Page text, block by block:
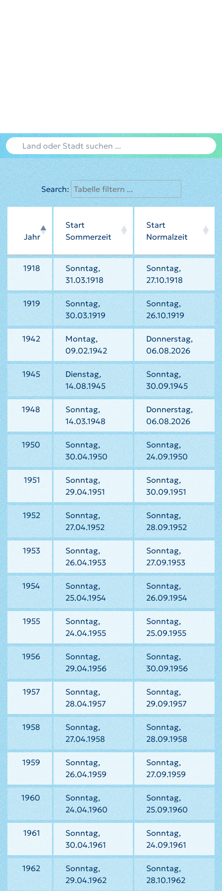
Search:
Jahr
Start
Sommerzeit
Start
Normalzeit
1918
Sonntag,
31.03.1918
Sonntag,
27.10.1918
1919
Sonntag,
30.03.1919
Sonntag,
26.10.1919
1942
Montag,
09.02.1942
Donnerstag,
06.08.2026
1945
Dienstag,
14.08.1945
Sonntag,
30.09.1945
1948
Sonntag,
14.03.1948
Donnerstag,
06.08.2026
1950
Sonntag,
30.04.1950
Sonntag,
24.09.1950
1951
Sonntag,
29.04.1951
Sonntag,
30.09.1951
1952
Sonntag,
27.04.1952
Sonntag,
28.09.1952
1953
Sonntag,
26.04.1953
Sonntag,
27.09.1953
1954
Sonntag,
25.04.1954
Sonntag,
26.09.1954
1955
Sonntag,
24.04.1955
Sonntag,
25.09.1955
1956
Sonntag,
29.04.1956
Sonntag,
30.09.1956
1957
Sonntag,
28.04.1957
Sonntag,
29.09.1957
1958
Sonntag,
27.04.1958
Sonntag,
28.09.1958
1959
Sonntag,
26.04.1959
Sonntag,
27.09.1959
1960
Sonntag,
24.04.1960
Sonntag,
25.09.1960
1961
Sonntag,
30.04.1961
Sonntag,
24.09.1961
1962
Sonntag,
29.04.1962
Sonntag,
28.10.1962